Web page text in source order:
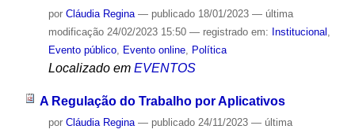
por Cláudia Regina — publicado18/01/2023 — última
modificação24/02/2023 15:50 — registrado em: Institucional
Evento público, Evento online, Política
Localizado em EVENTOS
A Regulação do Trabalho por Aplicativos
por Cláudia Regina — publicado24/11/2023 — última